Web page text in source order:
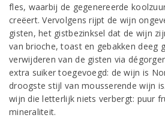
fles, waarbij de gegenereerde
creëert. Vervolgens rijpt de wijn
gisten, het gistbezinksel dat de wijn
van brioche, toast en gebakken deeg
verwijderen van de gisten via
extra suiker toegevoegd: de wijn is
droogste stijl van mousserende wijn
wijn die letterlijk niets verbergt: puur
mineraliteit.